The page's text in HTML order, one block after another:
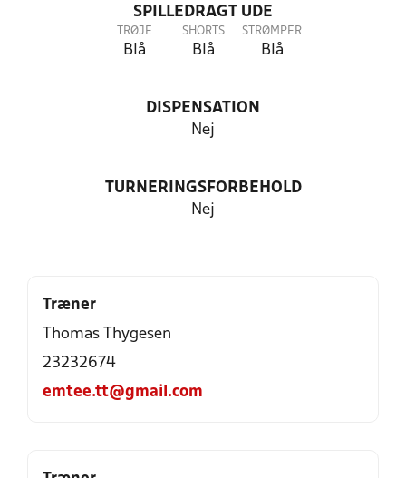
SPILLEDRAGT UDE
TRØJE
Blå
SHORTS
Blå
STRØMPER
Blå
DISPENSATION
Nej
TURNERINGSFORBEHOLD
Nej
Træner
Thomas Thygesen
23232674
emtee.tt@gmail.com